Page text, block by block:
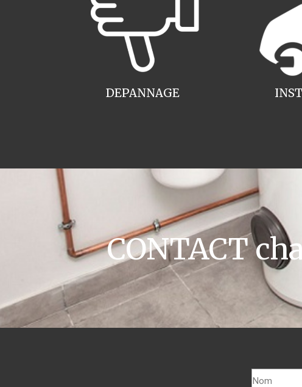
DEPANNAGE
CONTACT